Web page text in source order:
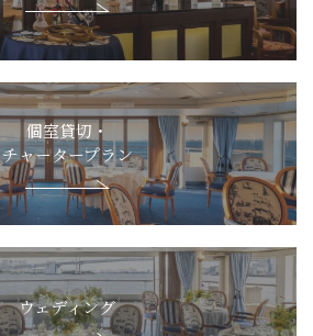
個室貸切・
チャータープラン
ウェディング